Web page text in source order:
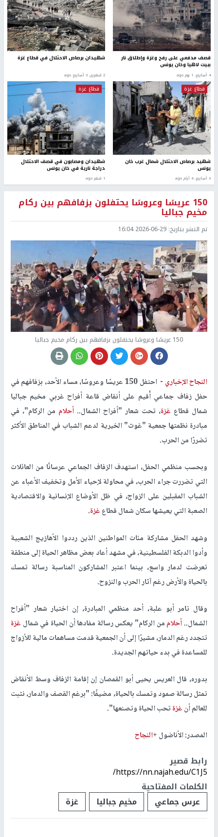
قصف مدفعي على رفح وغزة وإطلاق نار
ببيت لاهيا وخان يونس
4 أسابيع، 1 يوم ago
شهيدان برصاص الاحتلال في قطاع غزة
2 شهرين، 3 أسابيع ago
قطاع غزة
شهيد برصاص الاحتلال شمال غرب خان
يونس
3 أسابيع، 4 أيام ago
قطاع غزة
شهيدان ومصابون في قصف الاحتلال
دراجة نارية في خان يونس
1 شهر ago
150 عريسًا وعروسًا يحتفلون بزفافهم بين ركام
مخيم جباليا
تم النشر بتاريخ: 2026-06-29 16:04
150 عريسًا وعروسًا يحتفلون بزفافهم بين ركام مخيم جباليا
النجاح الإخباري -
احتفل 150 عريسًا وعروسًا، مساء الأحد، بزفافهم في
حفل زفاف جماعي أُقيم على أنقاض قاعة أفراح غربي مخيم جباليا
شمال قطاع غزة، تحت شعار "أفراح الشمال.. أحلام من الركام"، في
مبادرة نظمتها جمعية "غوث" الخيرية لدعم الشباب في المناطق الأكثر
تضررًا من الحرب.
وبحسب منظمي الحفل، استهدف الزفاف الجماعي عرسانًا من العائلات
التي تضررت جراء الحرب، في محاولة لإحياء الأمل وتخفيف الأعباء عن
الشباب المقبلين على الزواج، في ظل الأوضاع الإنسانية والاقتصادية
الصعبة التي يعيشها سكان شمال قطاعغزة.
وشهد الحفل مشاركة مئات المواطنين الذين رددوا الأهازيج الشعبية
وأدوا الدبكة الفلسطينية، في مشهد أعاد بعض مظاهر الحياة إلى منطقة
تعرضت لدمار واسع، بينما اعتبر المشاركون المناسبة رسالة تمسك
بالحياة والأرض رغم آثار الحرب والنزوح.
وقال تامر أبو علبة، أحد منظمي المبادرة، إن اختيار شعار "أفراح
الشمال..أحلاممن الركام" يعكس رسالة مفادها أن الحياة في شمال غزة
تتجدد رغم الدمار، مشيرًا إلى أن الجمعية قدمت مساهمات مالية للأزواج
للمساعدة في بدء حياتهم الجديدة.
بدوره، قال العريس يحيى أبو القمصان إن إقامة الزفاف وسط الأنقاض
تمثل رسالة صمود وتمسك بالحياة، مضيفًا: "برغم القصف والدمار، نثبت
للعالم أنغزةتحب الحياة وتصنعها".
المصدر: الأناضول +النجاح
رابط قصير
https://nn.najah.edu/C1J5/
الكلمات المفتاحية
عرس جماعي
مخيم جباليا غزة